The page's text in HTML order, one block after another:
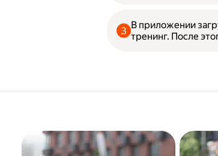
В приложении
тренинг. После